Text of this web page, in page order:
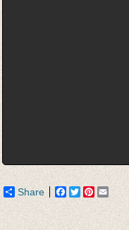
Share Facebook
TwitterPinterest